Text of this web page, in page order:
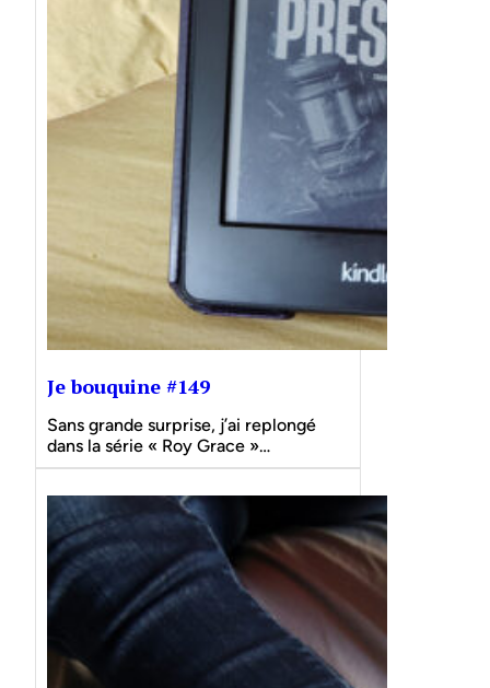
Je bouquine #149
Sans grande surprise, j’ai replongé
dans la série « Roy Grace »…